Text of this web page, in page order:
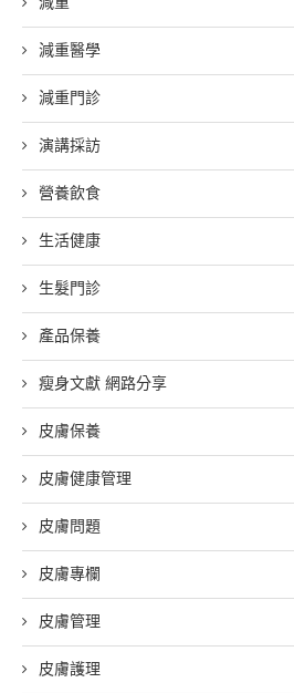
減重醫學
減重門診
演講採訪
營養飲食
生活健康
生髮門診
產品保養
瘦身文獻 網路分享
皮膚保養
皮膚健康管理
皮膚問題
皮膚專欄
皮膚管理
皮膚護理